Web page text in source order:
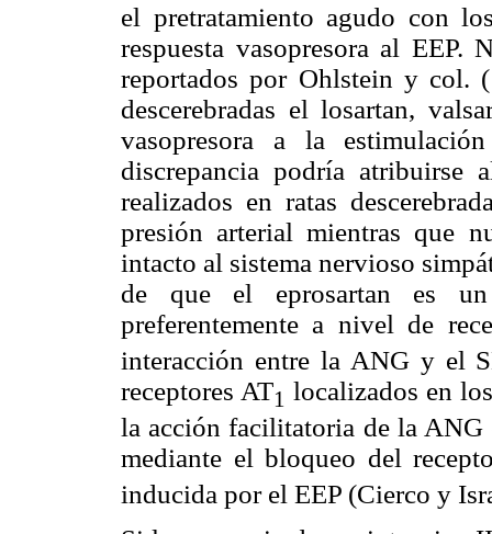
el pretratamiento agudo con
respuesta vasopresora al EEP.
reportados por Ohlstein y col.
descerebradas el losartan,
vasopresora a la
discrepancia podría atribuirse
realizados en ratas
presión arterial mientras que
intacto al sistema nervioso
de que el eprosartan es
preferentemente a nivel de
interacción entre la ANG y el
receptores AT1 localizados en
la acción facilitatoria de la ANG
mediante el bloqueo del
inducida por el EEP (Cierco y